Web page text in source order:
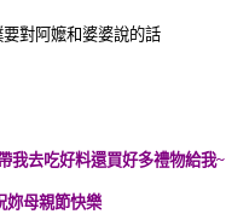
對阿嬤和婆婆說的話
我去吃好料還買好多禮物給我~
妳母親節快樂